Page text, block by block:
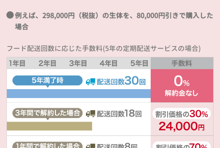
例えば、298,000円（税抜）の生体を、80,000円引きで購入した
場合
フード配送回数に応じた手数料(5年の定期配送サービスの場合)